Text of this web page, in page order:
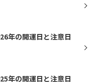
年の開運日と注意日
年の開運日と注意日